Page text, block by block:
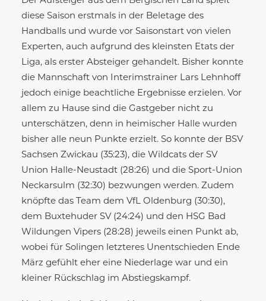
diese Saison erstmals in der Beletage des
Handballs und wurde vor Saisonstart von vielen
Experten, auch aufgrund des kleinsten Etats der
Liga, als erster Absteiger gehandelt. Bisher konnte
die Mannschaft von Interimstrainer Lars Lehnhoff
jedoch einige beachtliche Ergebnisse erzielen. Vor
allem zu Hause sind die Gastgeber nicht zu
unterschätzen, denn in heimischer Halle wurden
bisher alle neun Punkte erzielt. So konnte der BSV
Sachsen Zwickau (35:23), die Wildcats der SV
Union Halle-Neustadt (28:26) und die Sport-Union
Neckarsulm (32:30) bezwungen werden. Zudem
knöpfte das Team dem VfL Oldenburg (30:30),
dem Buxtehuder SV (24:24) und den HSG Bad
Wildungen Vipers (28:28) jeweils einen Punkt ab,
wobei für Solingen letzteres Unentschieden Ende
März gefühlt eher eine Niederlage war und ein
kleiner Rückschlag im Abstiegskampf.